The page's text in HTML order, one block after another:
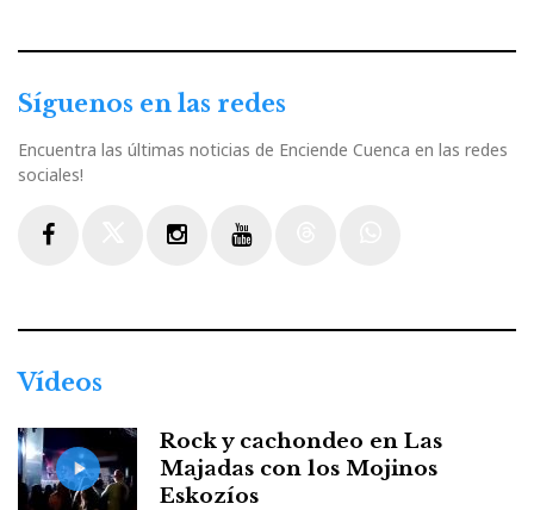
Síguenos en las redes
Encuentra las últimas noticias de Enciende Cuenca en las redes
sociales!
Vídeos
Rock y cachondeo en Las
Majadas con los Mojinos
Eskozíos